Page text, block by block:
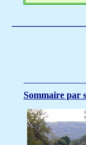
Sommaire par